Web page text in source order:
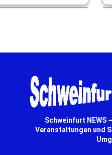
Schweinfurt den
Schweinfurt NEWS
Veranstaltungen und